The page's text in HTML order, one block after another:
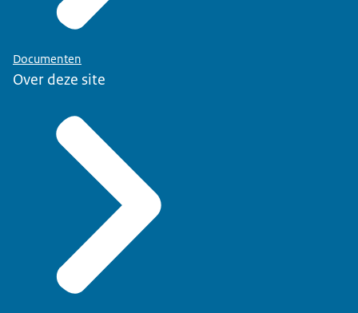
Documenten
Over deze site